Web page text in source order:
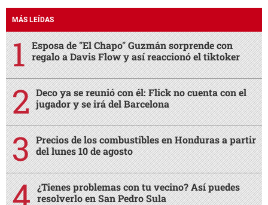
MÁS LEÍDAS
Esposa de "El Chapo" Guzmán sorprende con
regalo a Davis Flow y así reaccionó el tiktoker
Deco ya se reunió con él: Flick no cuenta con el
jugador y se irá del Barcelona
Precios de los combustibles en Honduras a partir
del lunes 10 de agosto
¿Tienes problemas con tu vecino? Así puedes
resolverlo en San Pedro Sula